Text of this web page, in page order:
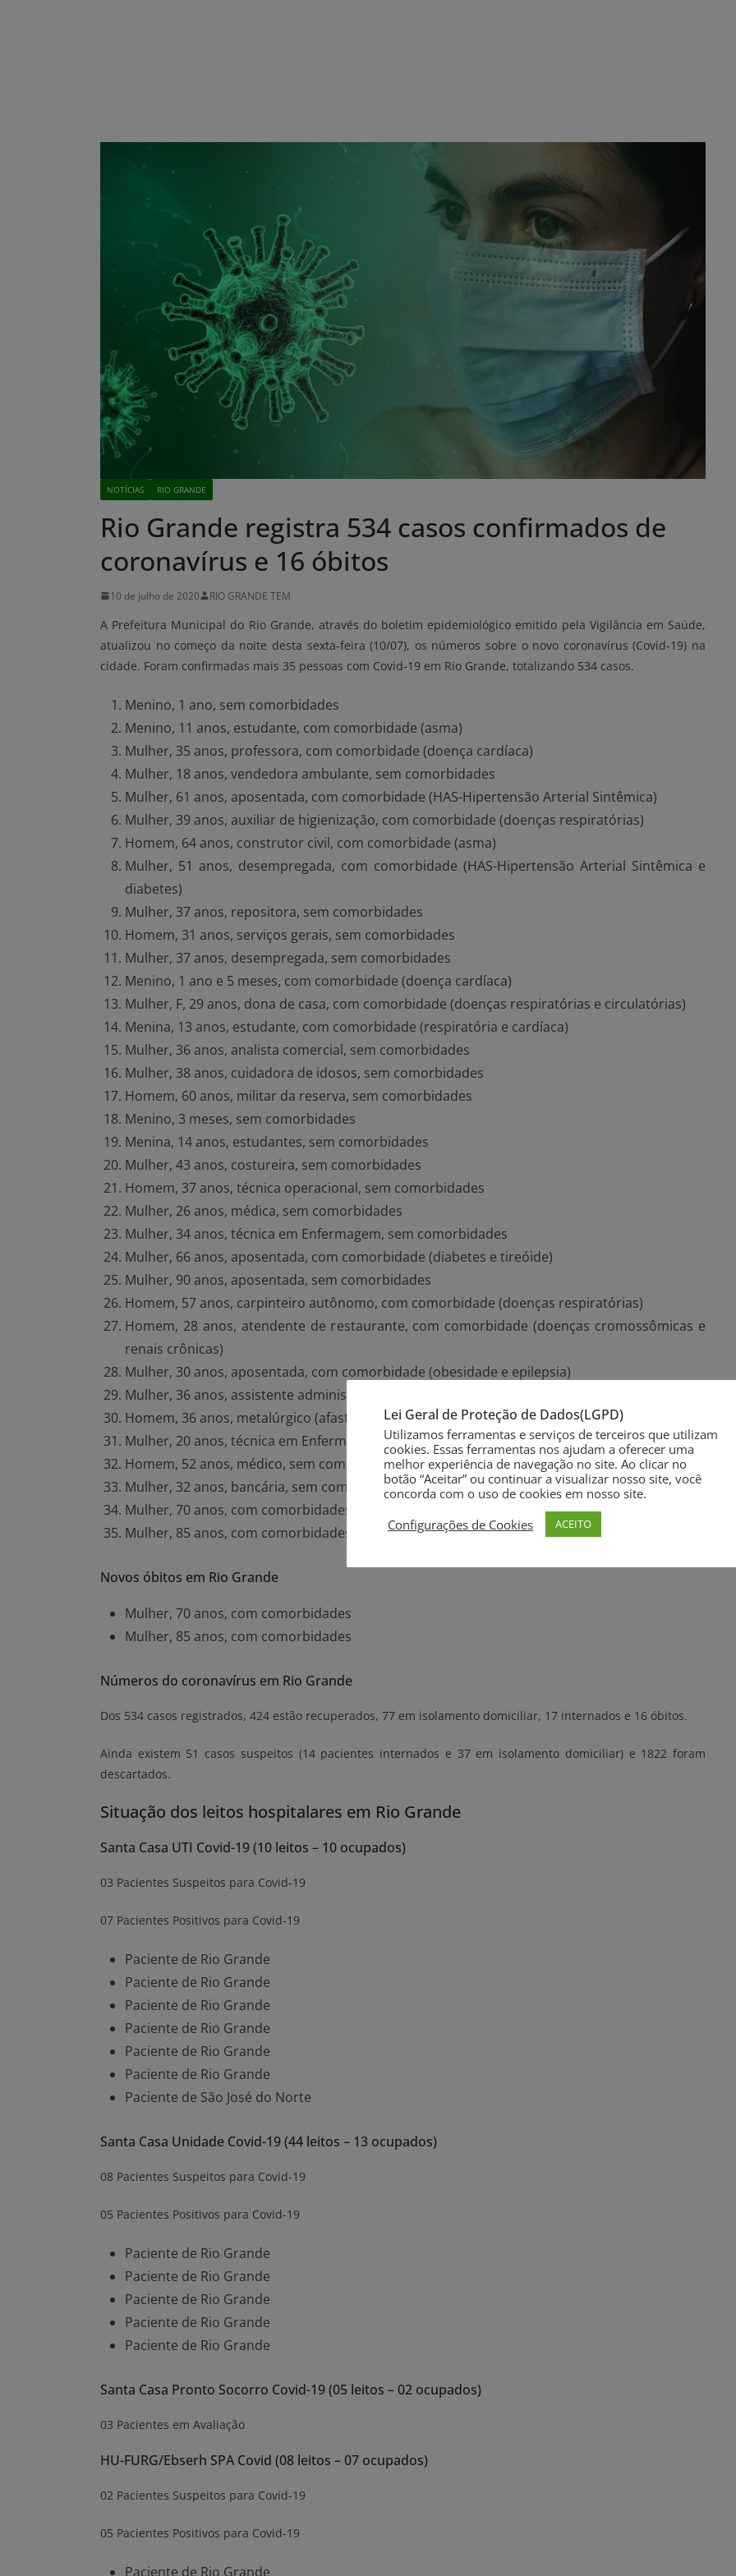
NOTÍCIAS RIO GRANDE
Rio Grande registra 534 casos confirmados de
coronavírus e 16 óbitos
10 de julho de 2020 RIO GRANDE TEM
A Prefeitura Municipal do Rio Grande, através do boletim epidemiológico emitido pela Vigilância em Saúde,
atualizou no começo da noite desta sexta-feira (10/07), os números sobre o novo coronavírus (Covid-19) na
cidade. Foram confirmadas mais 35 pessoas com Covid-19 em Rio Grande, totalizando 534 casos.
Menino, 1 ano, sem comorbidades
Menino, 11 anos, estudante, com comorbidade (asma)
Mulher, 35 anos, professora, com comorbidade (doença cardíaca)
Mulher, 18 anos, vendedora ambulante, sem comorbidades
Mulher, 61 anos, aposentada, com comorbidade (HAS-Hipertensão Arterial Sintêmica)
Mulher, 39 anos, auxiliar de higienização, com comorbidade (doenças respiratórias)
Homem, 64 anos, construtor civil, com comorbidade (asma)
Mulher, 51 anos, desempregada, com comorbidade (HAS-Hipertensão Arterial Sintêmica e
diabetes)
Mulher, 37 anos, repositora, sem comorbidades
Homem, 31 anos, serviços gerais, sem comorbidades
Mulher, 37 anos, desempregada, sem comorbidades
Menino, 1 ano e 5 meses, com comorbidade (doença cardíaca)
Mulher, F, 29 anos, dona de casa, com comorbidade (doenças respiratórias e circulatórias)
Menina, 13 anos, estudante, com comorbidade (respiratória e cardíaca)
Mulher, 36 anos, analista comercial, sem comorbidades
Mulher, 38 anos, cuidadora de idosos, sem comorbidades
Homem, 60 anos, militar da reserva, sem comorbidades
Menino, 3 meses, sem comorbidades
Menina, 14 anos, estudantes, sem comorbidades
Mulher, 43 anos, costureira, sem comorbidades
Homem, 37 anos, técnica operacional, sem comorbidades
Mulher, 26 anos, médica, sem comorbidades
Mulher, 34 anos, técnica em Enfermagem, sem comorbidades
Mulher, 66 anos, aposentada, com comorbidade (diabetes e tireóide)
Mulher, 90 anos, aposentada, sem comorbidades
Homem, 57 anos, carpinteiro autônomo, com comorbidade (doenças respiratórias)
Homem, 28 anos, atendente de restaurante, com comorbidade (doenças cromossômicas e
renais crônicas)
Mulher, 30 anos, aposentada, com comorbidade (obesidade e epilepsia)
Mulher, 36 anos, assistente administrativo, sem comorbidades
Homem, 36 anos, metalúrgico (afastado) sem comorbidades
Mulher, 20 anos, técnica em Enfermagem, sem comorbidades
Homem, 52 anos, médico, sem comorbidades
Mulher, 32 anos, bancária, sem comorbidades
Mulher, 70 anos, com comorbidades, óbito
Mulher, 85 anos, com comorbidades, óbito
Novos óbitos em Rio Grande
Mulher, 70 anos, com comorbidades
Mulher, 85 anos, com comorbidades
Números do coronavírus em Rio Grande
Dos 534 casos registrados, 424 estão recuperados, 77 em isolamento domiciliar, 17 internados e 16 óbitos.
Ainda existem 51 casos suspeitos (14 pacientes internados e 37 em isolamento domiciliar) e 1822 foram
descartados.
Situação dos leitos hospitalares em Rio Grande
Santa Casa UTI Covid-19 (10 leitos – 10 ocupados)
03 Pacientes Suspeitos para Covid-19
07 Pacientes Positivos para Covid-19
Paciente de Rio Grande
Paciente de Rio Grande
Paciente de Rio Grande
Paciente de Rio Grande
Paciente de Rio Grande
Paciente de Rio Grande
Paciente de São José do Norte
Santa Casa Unidade Covid-19 (44 leitos – 13 ocupados)
08 Pacientes Suspeitos para Covid-19
05 Pacientes Positivos para Covid-19
Paciente de Rio Grande
Paciente de Rio Grande
Paciente de Rio Grande
Paciente de Rio Grande
Paciente de Rio Grande
Santa Casa Pronto Socorro Covid-19 (05 leitos – 02 ocupados)
03 Pacientes em Avaliação
HU-FURG/Ebserh SPA Covid (08 leitos – 07 ocupados)
02 Pacientes Suspeitos para Covid-19
05 Pacientes Positivos para Covid-19
Paciente de Rio Grande
Lei Geral de Proteção de Dados(LGPD)
Utilizamos ferramentas e serviços de terceiros que utilizam
cookies. Essas ferramentas nos ajudam a oferecer uma
melhor experiência de navegação no site. Ao clicar no
botão “Aceitar” ou continuar a visualizar nosso site, você
concorda com o uso de cookies em nosso site.
Configurações de Cookies
ACEITO